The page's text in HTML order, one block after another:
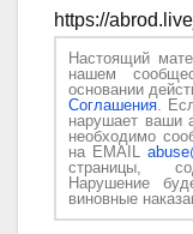
https://
Настоящий
нашем
основании
Соглашения.
нарушает ваши
необходимо
на EMAIL
страницы,
Нарушение
виновные